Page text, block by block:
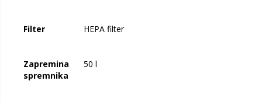
Filter HEPA filter
Zapremina
spremnika
50 l